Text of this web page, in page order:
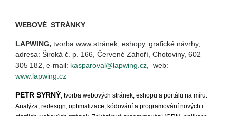
WEBOVÉ STRÁNKY
LAPWING, tvorba www stránek, eshopy, grafické návrhy,
adresa: Široká č. p. 166, Červené Záhoří, Chotoviny, 602
305 182, e-mail: kasparoval@lapwing.cz, web:
www.lapwing.cz
PETR SYRNÝ, tvorba webových stránek, eshopů a portálů na míru.
Analýza, redesign, optimalizace, kódování a programování nových i